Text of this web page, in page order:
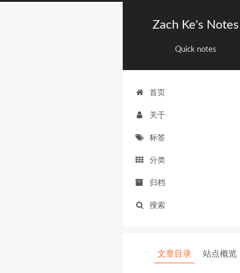
Zach Ke's Notes
Quick notes
首页
关于
标签
分类
归档
搜索
文章目录 站点概览